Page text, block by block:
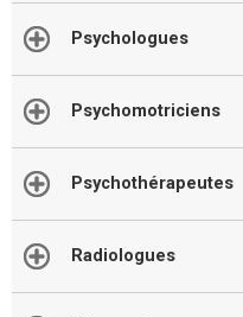
Psychologues
Psychomotriciens
Psychothérapeutes
Radiologues